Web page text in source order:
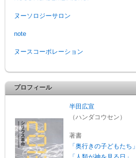
ヌーソロジーサロン
note
ヌースコーポレーション
プロフィール
半田広宣
（ハンダコウセン）
著書
「奥行きの子どもたち」